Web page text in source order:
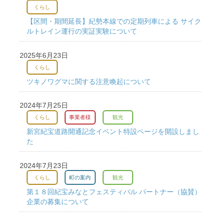
くらし
【区間・期間延長】紀勢本線での定期列車による サイク
ルトレイン運行の実証実験について
2025年6月23日
くらし
ツキノワグマに関する注意喚起について
2024年7月25日
くらし 事業者様 観光
新宮紀宝道路開通記念イベント特設ページを開設しまし
た
2024年7月23日
くらし 町の案内 観光
第１８回紀宝みなとフェスティバル パートナー（協賛）
企業の募集について